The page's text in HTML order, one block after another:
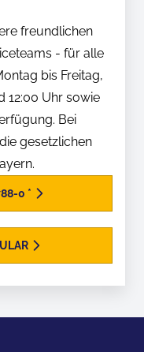
freundlichen
- für alle
bis Freitag,
12:00 Uhr sowie
Bei
gesetzlichen
0 *